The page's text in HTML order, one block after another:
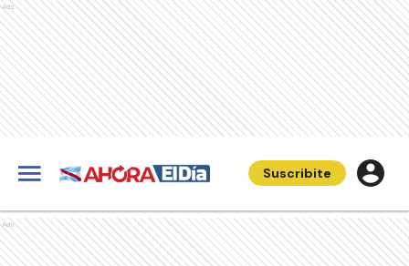
Ads
Suscribite
Ads